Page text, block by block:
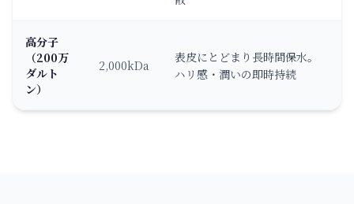
高分子
（200万
ダルト
ン）
2,000kDa
表皮にとどまり長時間保水。
ハリ感・潤いの即時持続